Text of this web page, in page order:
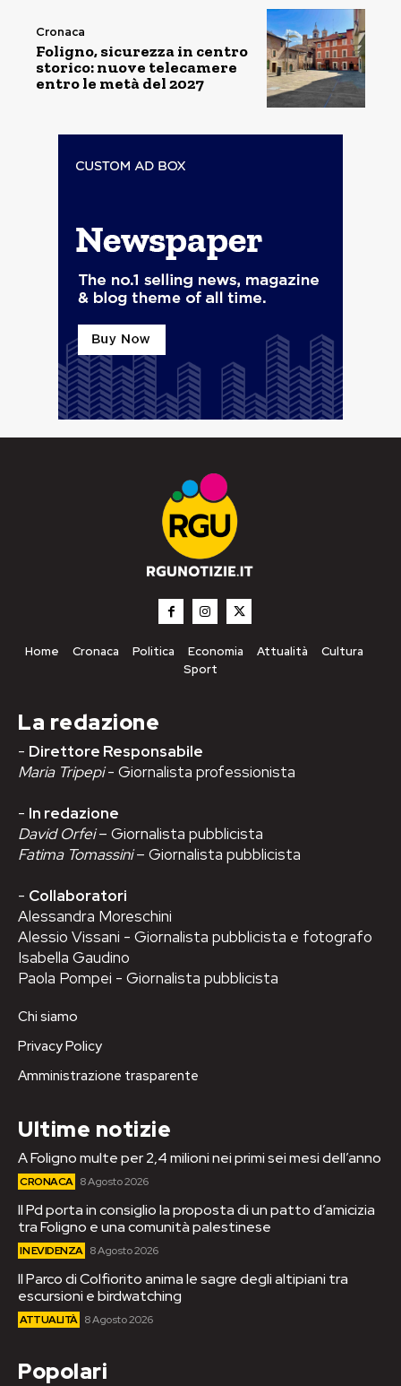
Cronaca
Foligno, sicurezza in centro
storico: nuove telecamere
entro le metà del 2027
Home Cronaca Politica Economia Attualità
Cultura
Sport
La redazione
- Direttore Responsabile
Maria Tripepi- Giornalista professionista
- In redazione
David Orfei– Giornalista pubblicista
Fatima Tomassini– Giornalista pubblicista
- Collaboratori
Alessandra Moreschini
Alessio Vissani - Giornalista pubblicista e fotografo
Isabella Gaudino
Paola Pompei - Giornalista pubblicista
Chi siamo
Privacy Policy
Amministrazione trasparente
Ultime notizie
A Foligno multe per 2,4 milioni nei primi sei mesi dell’anno
CRONACA 8 Agosto 2026
Il Pd porta in consiglio la proposta di un patto d’amicizia
tra Foligno e una comunità palestinese
IN EVIDENZA 8 Agosto 2026
Il Parco di Colfiorito anima le sagre degli altipiani tra
escursioni e birdwatching
ATTUALITÀ 8 Agosto 2026
Popolari